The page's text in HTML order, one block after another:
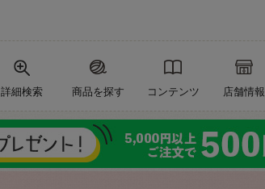
詳細検索 商品を探す コンテンツ 店舗情報